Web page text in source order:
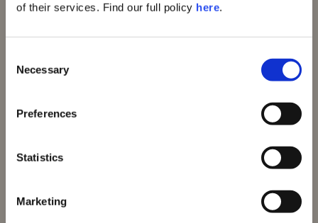
of their services. Find our full policy here.
Necessary
Preferences
Statistics
Marketing
Domes of Elounda
Milos
Domes Lake
Santorini